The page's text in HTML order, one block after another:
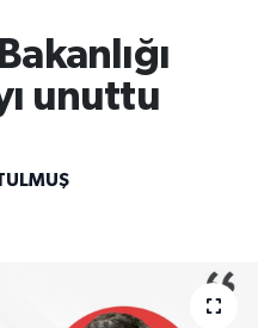
unuttu